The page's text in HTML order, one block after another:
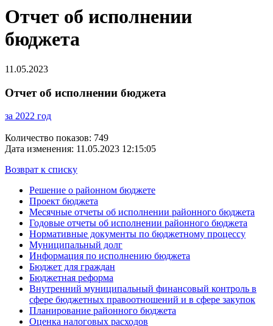
Отчет об исполнении
бюджета
11.05.2023
Отчет об исполнении бюджета
за 2022 год
Количество показов: 749
Дата изменения: 11.05.2023 12:15:05
Возврат к списку
Решение о районном бюджете
Проект бюджета
Месячные отчеты об исполнении районного бюджета
Годовые отчеты об исполнении районного бюджета
Нормативные документы по бюджетному процессу
Муниципальный долг
Информация по исполнению бюджета
Бюджет для граждан
Бюджетная реформа
Внутренний муниципальный финансовый контроль в
сфере бюджетных правоотношений и в сфере закупок
Планирование районного бюджета
Оценка налоговых расходов